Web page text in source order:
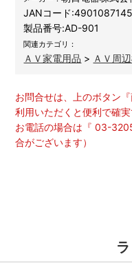
JANコード:
製品番号:AD-901
関連カテゴリ：
ＡＶ家電用品 > ＡＶ周
お問合せは、上のボタン
利用いただくと便利で確実
お電話の場合は『 03-
合がございます）